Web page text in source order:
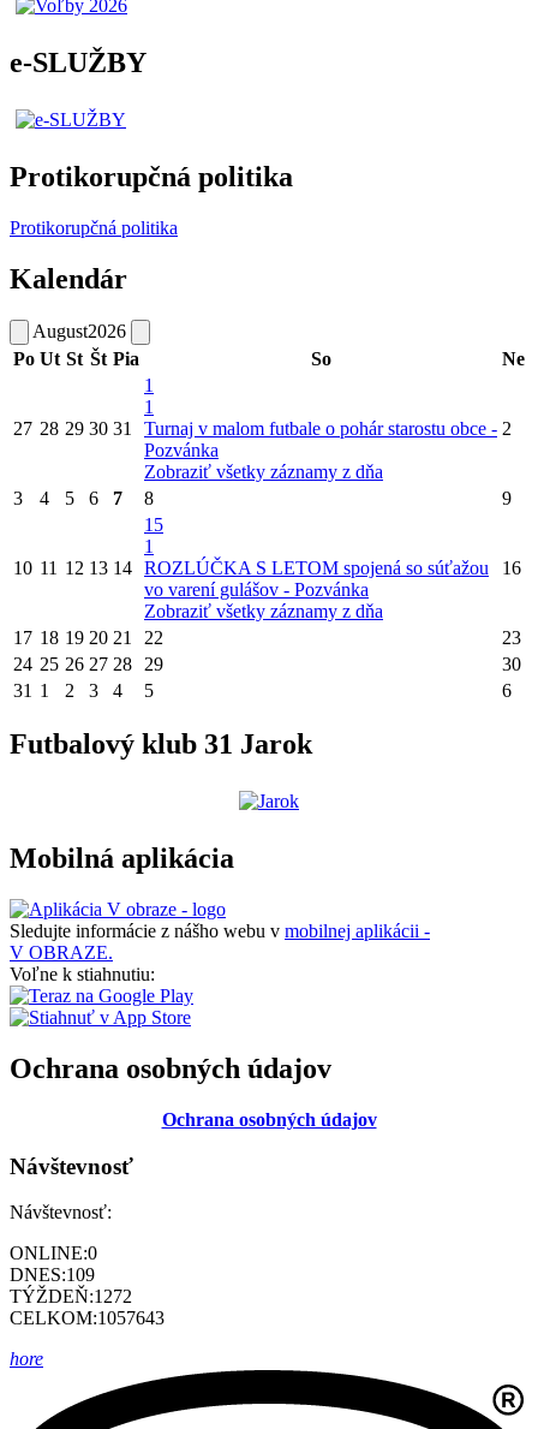
e-SLUŽBY
Protikorupčná politika
Protikorupčná politika
Kalendár
August2026
Po Ut St Št Pia So Ne
27 28 29 30 31
1
1
Turnaj v malom futbale o pohár starostu obce -
Pozvánka
Zobraziť všetky záznamy z dňa
2
3 4 5 6 7 8 9
10 11 12 13 14
15
1
ROZLÚČKA S LETOM spojená so súťažou
vo varení gulášov - Pozvánka
Zobraziť všetky záznamy z dňa
16
17 18 19 20 21 22
23
24 25 26 27 28 29
30
31 1 2 3 4 5 6
Futbalový klub 31 Jarok
Mobilná aplikácia
Sledujte informácie z nášho webu v mobilnej aplikácii -
V OBRAZE.
Voľne k stiahnutiu:
Ochrana osobných údajov
Ochrana osobných údajov
Návštevnosť
Návštevnosť:
ONLINE:0
DNES:109
TÝŽDEŇ:1272
CELKOM:1057643
hore